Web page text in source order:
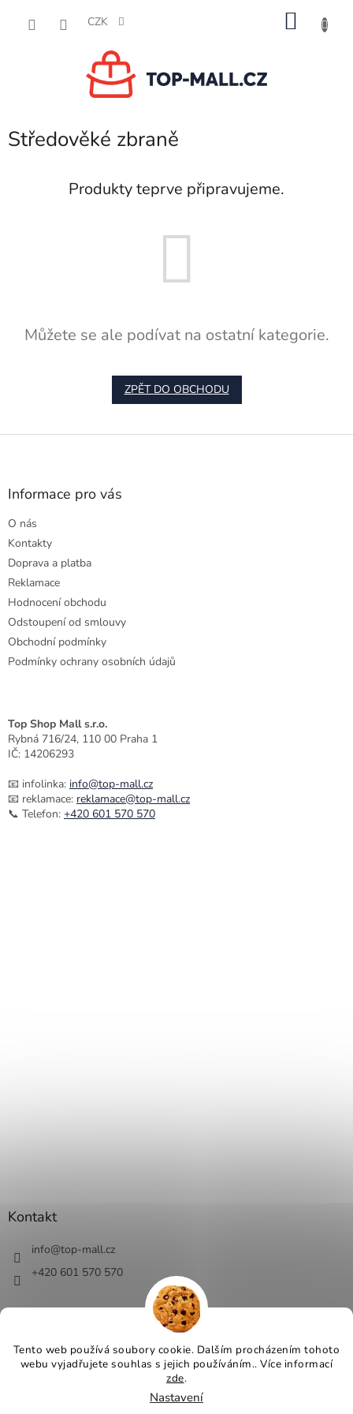
Tento web používá soubory cookie. Dalším procházením tohoto
webu vyjadřujete souhlas s jejich používáním.. Více informací
zde.
Nastavení
CZK
Středověké zbraně
Produkty teprve připravujeme.
Můžete se ale podívat na ostatní kategorie.
ZPĚT DO OBCHODU
Z
Informace pro vás
O nás
Kontakty
Doprava a platba
Reklamace
Hodnocení obchodu
Odstoupení od smlouvy
Obchodní podmínky
Podmínky ochrany osobních údajů
Top Shop Mall s.r.o.
Rybná 716/24, 110 00 Praha 1
IČ: 14206293
📧 infolinka: info@top-mall.cz
📧 reklamace: reklamace@top-mall.cz
📞 Telefon: +420 601 570 570
Kontakt
info@top-mall.cz
+420 601 570 570
Vytvořil Shoptet